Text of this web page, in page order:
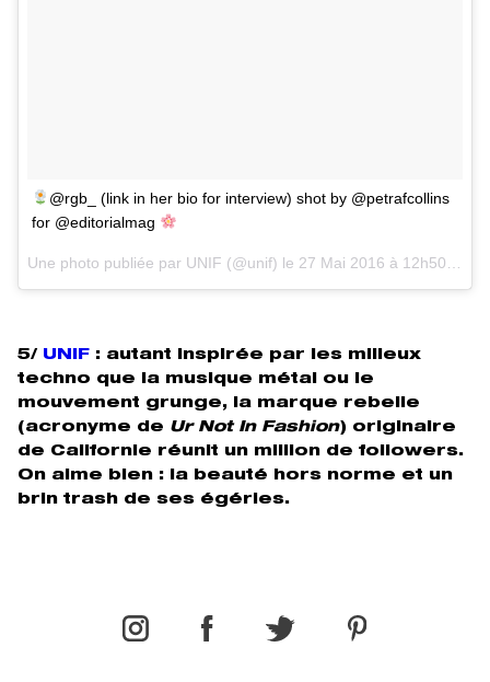
@rgb_ (link in her bio for interview) shot by @petrafcollins
for @editorialmag
Une photo publiée par UNIF (@unif) le 27 Mai 2016 à 12h50 PDT
5/ UNIF : autant inspirée par les milieux
techno que la musique métal ou le
mouvement grunge, la marque rebelle
(acronyme de Ur Not In Fashion) originaire
de Californie réunit un million de followers.
On aime bien : la beauté hors norme et un
brin trash de ses égéries.